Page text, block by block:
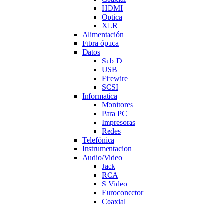
HDMI
Optica
XLR
Alimentación
Fibra óptica
Datos
Sub-D
USB
Firewire
SCSI
Informatica
Monitores
Para PC
Impresoras
Redes
Telefónica
Instrumentacion
Audio/Video
Jack
RCA
S-Video
Euroconector
Coaxial